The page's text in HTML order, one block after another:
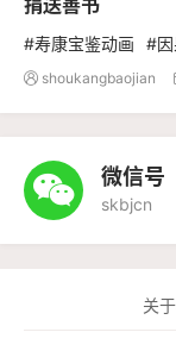
捐送善书
#寿康宝鉴动画 #
 shoukangbaojian
 微信号
skbjcn
关